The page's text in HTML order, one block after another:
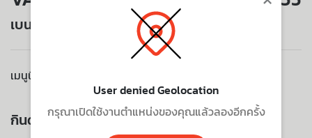
เบนโตะข้าวยากินิกุหมู
เมนูนี้ไม่มีบริการจัดส่งไปยังที่อยู่ของคุณ
กินด้วยกัน ยิ่งอร่อย
User denied Geolocation
กรุณาเปิดใช้งานตำแหน่งของคุณแล้วลองอีกครั้ง